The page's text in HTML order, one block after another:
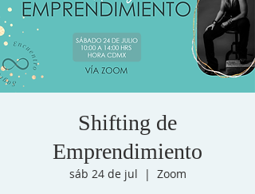
Shifting de
Emprendimiento
sáb 24 de jul
  |
Zoom